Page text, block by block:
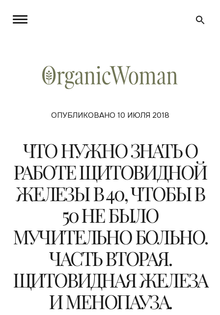
ОПУБЛИКОВАНО 10 ИЮЛЯ 2018
ЧТО НУЖНО ЗНАТЬ О
РАБОТЕ ЩИТОВИДНОЙ
ЖЕЛЕЗЫ В 40, ЧТОБЫ В
50 НЕ БЫЛО
МУЧИТЕЛЬНО БОЛЬНО.
ЧАСТЬ ВТОРАЯ.
ЩИТОВИДНАЯ ЖЕЛЕЗА
И МЕНОПАУЗА.